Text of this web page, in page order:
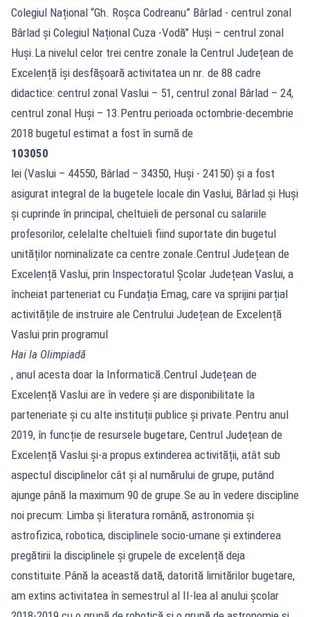
Colegiul Național “Gh. Roșca Codreanu” Bârlad - centrul zonal
Bârlad și Colegiul Național Cuza -Vodă” Huși – centrul zonal
Huși.La nivelul celor trei centre zonale la Centrul Județean de
Excelență își desfășoară activitatea un nr. de 88 cadre
didactice: centrul zonal Vaslui – 51, centrul zonal Bârlad – 24,
centrul zonal Huși – 13.Pentru perioada octombrie-decembrie
2018 bugetul estimat a fost în sumă de
103050
lei (Vaslui – 44550, Bârlad – 34350, Huși - 24150) și a fost
asigurat integral de la bugetele locale din Vaslui, Bârlad și Huși
și cuprinde în principal, cheltuieli de personal cu salariile
profesorilor, celelalte cheltuieli fiind suportate din bugetul
unităților nominalizate ca centre zonale.Centrul Județean de
Excelență Vaslui, prin Inspectoratul Școlar Județean Vaslui, a
încheiat parteneriat cu Fundația Emag, care va sprijini parțial
activitățile de instruire ale Centrului Județean de Excelență
Vaslui prin programul
Hai la Olimpiadă
, anul acesta doar la Informatică.Centrul Județean de
Excelență Vaslui are în vedere și are disponibilitate la
parteneriate și cu alte instituții publice și private.Pentru anul
2019, în funcție de resursele bugetare, Centrul Județean de
Excelență Vaslui și-a propus extinderea activității, atât sub
aspectul disciplinelor cât și al numărului de grupe, putând
ajunge până la maximum 90 de grupe.Se au în vedere discipline
noi precum: Limba și literatura română, astronomia și
astrofizica, robotica, disciplinele socio-umane și extinderea
pregătirii la disciplinele și grupele de excelență deja
constituite.Până la această dată, datorită limitărilor bugetare,
am extins activitatea în semestrul al II-lea al anului școlar